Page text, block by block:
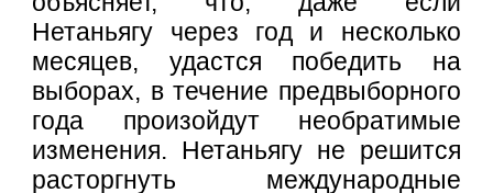
Нетаньягу через год и несколько
месяцев, удастся победить на
выборах, в течение предвыборного
года произойдут необратимые
изменения. Нетаньягу не решится
расторгнуть международные